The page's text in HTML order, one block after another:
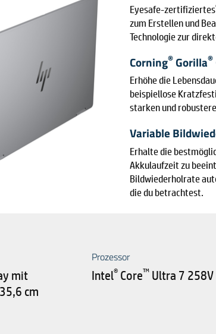
Eyesafe-zertifiziertes
zum Erstellen und
Technologie zur
Corning®Gorilla®
Erhöhe die
beispiellose
starken und
Variable
Erhalte die
Akkulaufzeit zu
Bildwiederholrate
die du betrachtest.
mit
cm
Prozessor
Intel®Core™Ultra 7 258V